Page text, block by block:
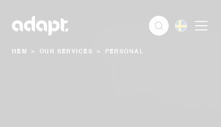
HEM > OUR SERVICES > PERSONAL